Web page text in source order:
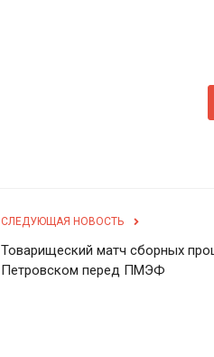
СЛЕДУЮЩАЯ НОВОСТЬ
Товарищеский матч сборных
Петровском перед ПМЭФ